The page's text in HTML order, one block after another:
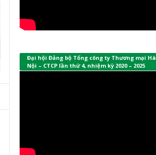
Đại hội Đảng bộ Tổng công ty Thương mại Hà
Nội – CTCP lần thứ 4, nhiệm kỳ 2020 – 2025